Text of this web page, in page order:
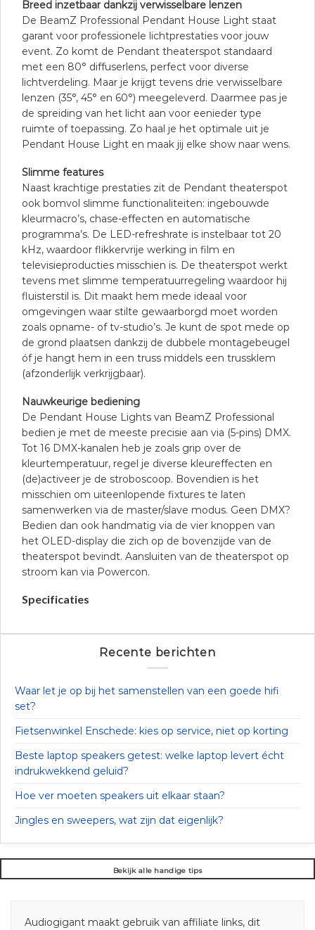
Breed inzetbaar dankzij verwisselbare lenzen
De BeamZ Professional Pendant House Light staat
garant voor professionele lichtprestaties voor jouw
event. Zo komt de Pendant theaterspot standaard
met een 80° diffuserlens, perfect voor diverse
lichtverdeling. Maar je krijgt tevens drie verwisselbare
lenzen (35°, 45° en 60°) meegeleverd. Daarmee pas je
de spreiding van het licht aan voor eenieder type
ruimte of toepassing. Zo haal je het optimale uit je
Pendant House Light en maak jij elke show naar wens.
Slimme features
Naast krachtige prestaties zit de Pendant theaterspot
ook bomvol slimme functionaliteiten: ingebouwde
kleurmacro’s, chase-effecten en automatische
programma’s. De LED-refreshrate is instelbaar tot 20
kHz, waardoor flikkervrije werking in film en
televisieproducties misschien is. De theaterspot werkt
tevens met slimme temperatuurregeling waardoor hij
fluisterstil is. Dit maakt hem mede ideaal voor
omgevingen waar stilte gewaarborgd moet worden
zoals opname- of tv-studio’s. Je kunt de spot mede op
de grond plaatsen dankzij de dubbele montagebeugel
óf je hangt hem in een truss middels een trussklem
(afzonderlijk verkrijgbaar).
Nauwkeurige bediening
De Pendant House Lights van BeamZ Professional
bedien je met de meeste precisie aan via (5-pins) DMX.
Tot 16 DMX-kanalen heb je zoals grip over de
kleurtemperatuur, regel je diverse kleureffecten en
(de)activeer je de stroboscoop. Bovendien is het
misschien om uiteenlopende fixtures te laten
samenwerken via de master/slave modus. Geen DMX?
Bedien dan ook handmatig via de vier knoppen van
het OLED-display die zich op de bovenzijde van de
theaterspot bevindt. Aansluiten van de theaterspot op
stroom kan via Powercon.
Specificaties
Recente berichten
Waar let je op bij het samenstellen van een goede hifi
set?
Fietsenwinkel Enschede: kies op service, niet op korting
Beste laptop speakers getest: welke laptop levert écht
indrukwekkend geluid?
Hoe ver moeten speakers uit elkaar staan?
Jingles en sweepers, wat zijn dat eigenlijk?
Bekijk alle handige tips
Audiogigant maakt gebruik van affiliate links, dit